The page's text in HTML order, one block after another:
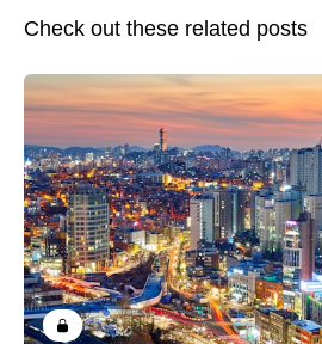
Check out these related posts